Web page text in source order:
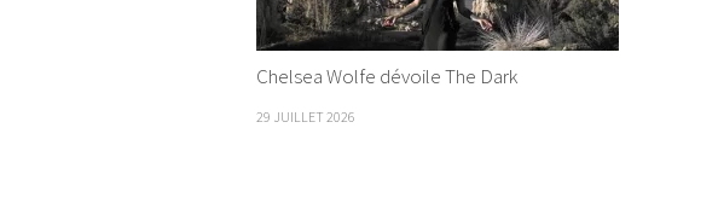
Chelsea Wolfe dévoile The Dark
29 JUILLET 2026